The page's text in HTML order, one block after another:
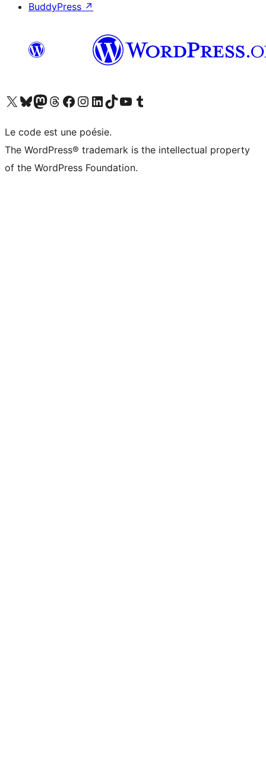
BuddyPress ↗
Visitez notre compte X (précédemment Twitter)
Visiter notre compte Bluesky
Visiter notre compte Mastodon
Visiter notre compte Threads
Consulter notre compte Facebook
Consulter notre compte Instagram
Consulter notre compte LinkedIn
Visiter notre compte TokTok
Visiter notre chaîne YouTube
Visiter notre compte Tumblr
Le code est une poésie.
The WordPress® trademark is the intellectual property
of the WordPress Foundation.